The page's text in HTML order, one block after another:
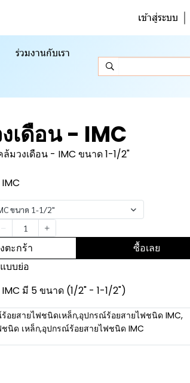
เข้าสู่ระบบ
ร่วมงานกับเรา
เดือน - IMC
ล้มวงเดือน - IMC ขนาด 1-1/2"
ขนาด 1-1/2"
ตะกร้า ซื้อเลย
บบย่อ
มี 5 ขนาด (1/2" - 1-1/2")
อยสายไฟชนิดเหล็ก,อุปกรณ์ร้อยสายไฟชนิด IMC,
นิด เหล็ก,อุปกรณ์ร้อยสายไฟชนิด IMC